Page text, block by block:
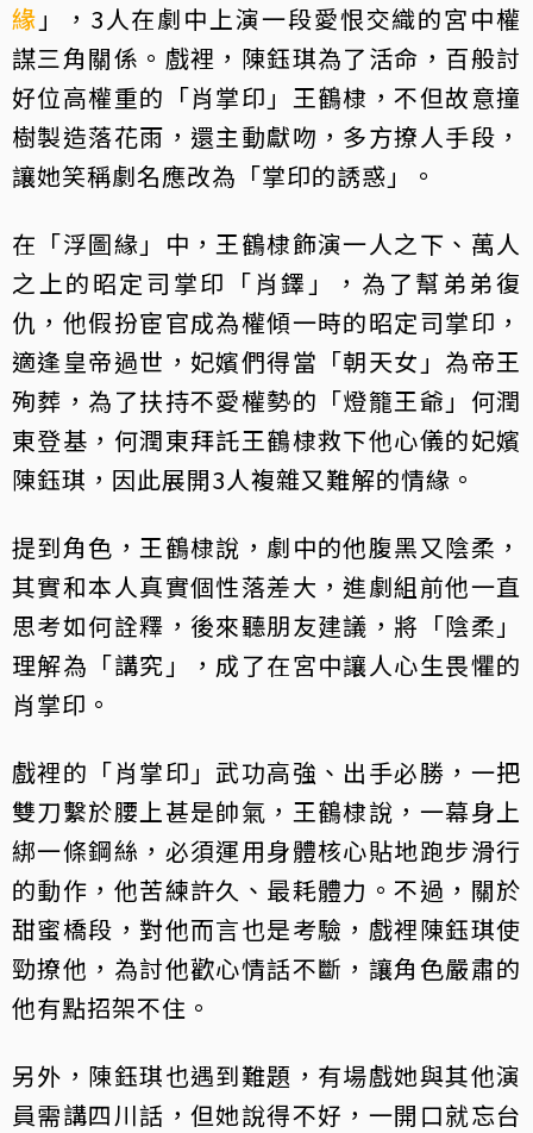
緣 」，3人在劇中上演一段愛恨交織的宮中權
謀三角關係。戲裡，陳鈺琪為了活命，百般討
好位高權重的「肖掌印」王鶴棣，不但故意撞
樹製造落花雨，還主動獻吻，多方撩人手段，
讓她笑稱劇名應改為「掌印的誘惑」。
在「浮圖緣」中，王鶴棣飾演一人之下、萬人
之上的昭定司掌印「肖鐸」，為了幫弟弟復
仇，他假扮宦官成為權傾一時的昭定司掌印，
適逢皇帝過世，妃嬪們得當「朝天女」為帝王
殉葬，為了扶持不愛權勢的「燈籠王爺」何潤
東登基，何潤東拜託王鶴棣救下他心儀的妃嬪
陳鈺琪，因此展開3人複雜又難解的情緣。
提到角色，王鶴棣說，劇中的他腹黑又陰柔，
其實和本人真實個性落差大，進劇組前他一直
思考如何詮釋，後來聽朋友建議，將「陰柔」
理解為「講究」，成了在宮中讓人心生畏懼的
肖掌印。
戲裡的「肖掌印」武功高強、出手必勝，一把
雙刀繫於腰上甚是帥氣，王鶴棣說，一幕身上
綁一條鋼絲，必須運用身體核心貼地跑步滑行
的動作，他苦練許久、最耗體力。不過，關於
甜蜜橋段，對他而言也是考驗，戲裡陳鈺琪使
勁撩他，為討他歡心情話不斷，讓角色嚴肅的
他有點招架不住。
另外，陳鈺琪也遇到難題，有場戲她與其他演
員需講四川話，但她說得不好，一開口就忘台